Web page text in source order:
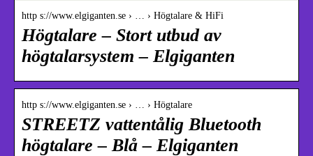
http s://www.elgiganten.se › … › Högtalare & HiFi
Högtalare – Stort utbud av
högtalarsystem – Elgiganten
http s://www.elgiganten.se › … › Högtalare
STREETZ vattentålig Bluetooth
högtalare – Blå – Elgiganten